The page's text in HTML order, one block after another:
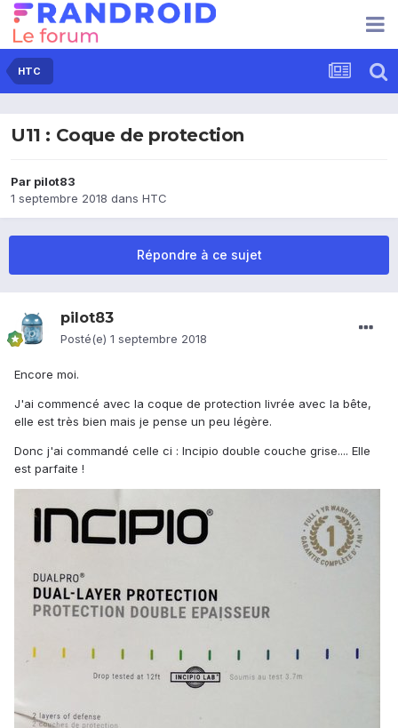
HTC
U11 : Coque de protection
Par pilot83
1 septembre 2018 dans HTC
Répondre à ce sujet
pilot83
Posté(e) 1 septembre 2018
Encore moi.
J'ai commencé avec la coque de protection livrée avec la bête,
elle est très bien mais je pense un peu légère.
Donc j'ai commandé celle ci : Incipio double couche grise.... Elle
est parfaite !